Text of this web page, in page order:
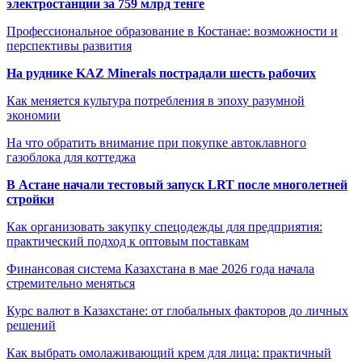
электростанции за 759 млрд тенге
Профессиональное образование в Костанае: возможности и
перспективы развития
На руднике KAZ Minerals пострадали шесть рабочих
Как меняется культура потребления в эпоху разумной
экономии
На что обратить внимание при покупке автоклавного
газоблока для коттеджа
В Астане начали тестовый запуск LRT после многолетней
стройки
Как организовать закупку спецодежды для предприятия:
практический подход к оптовым поставкам
Финансовая система Казахстана в мае 2026 года начала
стремительно меняться
Курс валют в Казахстане: от глобальных факторов до личных
решений
Как выбрать омолаживающий крем для лица: практичный